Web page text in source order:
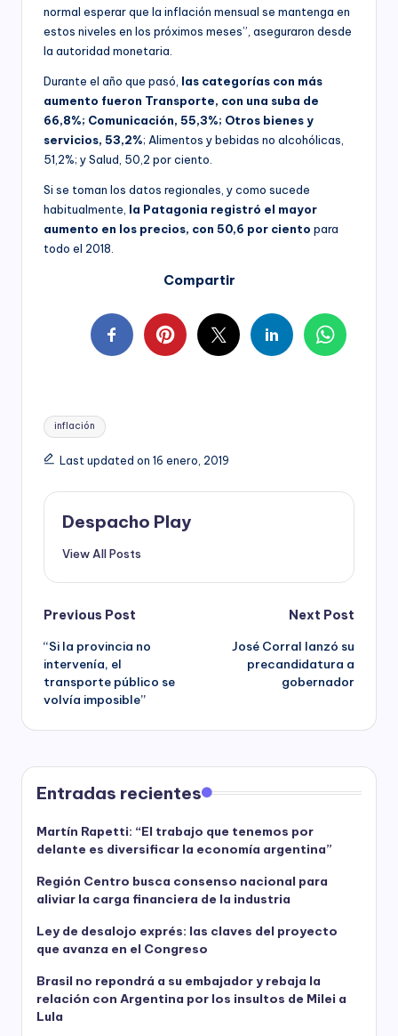
normal esperar que la inflación mensual se mantenga en
estos niveles en los próximos meses”, aseguraron desde
la autoridad monetaria.
Durante el año que pasó, las categorías con más
aumento fueron Transporte, con una suba de
66,8%; Comunicación, 55,3%; Otros bienes y
servicios, 53,2%; Alimentos y bebidas no alcohólicas,
51,2%; y Salud, 50,2 por ciento.
Si se toman los datos regionales, y como sucede
habitualmente, la Patagonia registró el mayor
aumento en los precios, con 50,6 por ciento para
todo el 2018.
Compartir
Tags:
inflación
Last updated on 16 enero, 2019
Despacho Play
View All Posts
Post
navigation
Previous Post
“Si la provincia no
intervenía, el
transporte público se
volvía imposible”
Next Post
José Corral lanzó su
precandidatura a
gobernador
Entradas recientes
Martín Rapetti: “El trabajo que tenemos por
delante es diversificar la economía argentina”
Región Centro busca consenso nacional para
aliviar la carga financiera de la industria
Ley de desalojo exprés: las claves del proyecto
que avanza en el Congreso
Brasil no repondrá a su embajador y rebaja la
relación con Argentina por los insultos de Milei a
Lula